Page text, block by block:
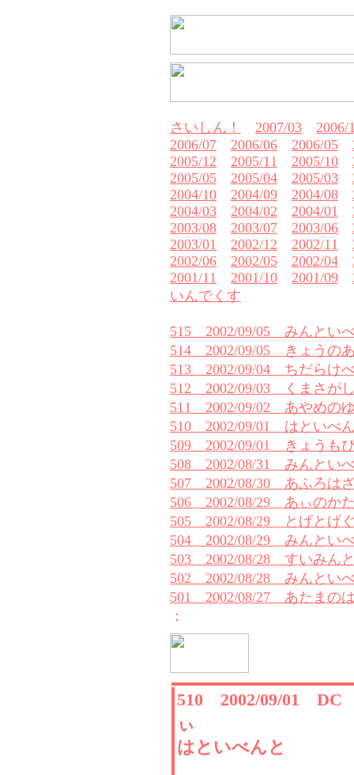
さいしん！ 2007/03
2006/
2006/07
2006/06 2006/05
2005/12
2005/11 2005/10
2005/05
2005/04 2005/03
2004/10
2004/09 2004/08
2004/03
2004/02 2004/01
2003/08
2003/07 2003/06
2003/01
2002/12 2002/11
2002/06
2002/05 2002/04
2001/11
2001/10 2001/09
いんでくす
515 2002/09/05 みんとい
514 2002/09/05 きょうの
513 2002/09/04 ちだらけ
512 2002/09/03 くまさが
511 2002/09/02 あやめの
510 2002/09/01 はといべ
509 2002/09/01 きょうも
508 2002/08/31 みんとい
507 2002/08/30 あふろは
506 2002/08/29 あぃのか
505 2002/08/29 とげとげ
504 2002/08/29 みんとい
503 2002/08/28 すいみん
502 2002/08/28 みんとい
501 2002/08/27 あたまの
：
510 2002/09/01
ぃ
はといべんと